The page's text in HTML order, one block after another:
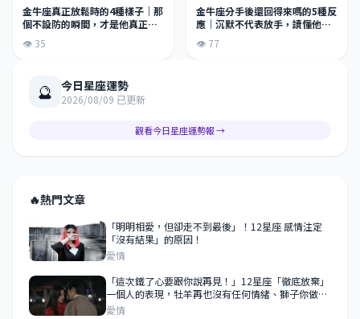
金牛座真正放鬆時的4種樣子｜那
個不設防的瞬間，才是他真正的
👁 35
金牛座分手後還回得來嗎的5種反
應｜沉默不代表放手，讀懂他的
👁 77
🔮 今日星座運勢
2026/08/09 已更新
觀看今日星座運勢報 →
🔥熱門文章
「明明相愛，但卻走不到最後」！12星座 感情注定
「沒有結果」的原因！
愛情
「這次鐵了心要跟你說再見！」12星座「徹底放棄」
一個人的表現，牡羊再也沒有任何情緒、獅子你做什
麼都無所謂！
愛情